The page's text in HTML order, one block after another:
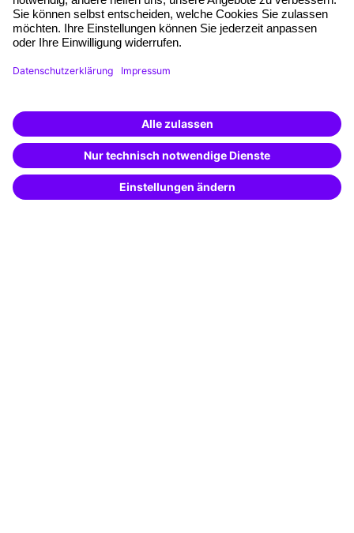
Planung und Locations
Fördermöglichkeiten
Besondere Angebote
Potenzialanalyse
Transfercoaching
Weiterbildung finden -
mit KI-Power!
Beschreibe was du suchst und erhalte
passende Weiterbildungen vomKI-Berater
– schnell und treffsicher.